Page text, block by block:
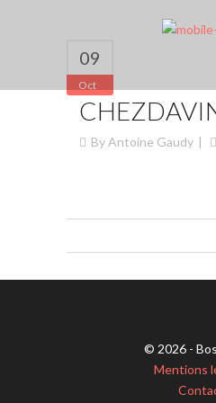
09
Oct
ByAntoine Gaudy
© 2026 -
Mentions